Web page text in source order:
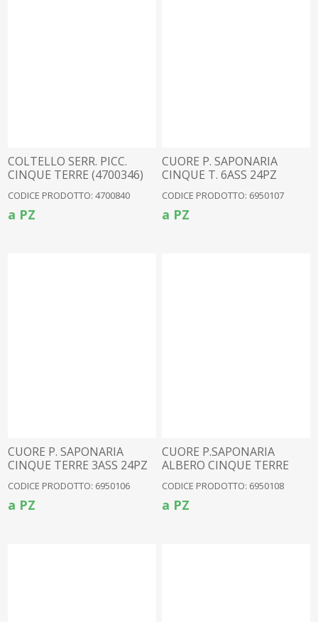
COLTELLO SERR. PICC.
CINQUE TERRE (4700346)
CODICE PRODOTTO: 4700840
a PZ
CUORE P. SAPONARIA
CINQUE T. 6ASS 24PZ
CODICE PRODOTTO: 6950107
a PZ
CUORE P. SAPONARIA
CINQUE TERRE 3ASS 24PZ
CODICE PRODOTTO: 6950106
a PZ
CUORE P.SAPONARIA
ALBERO CINQUE TERRE
CODICE PRODOTTO: 6950108
a PZ